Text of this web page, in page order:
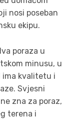
nosi poseban
ekipu.
poraza u
minusu, u
ima kvalitetu i
Svjesni
zna za poraz,
terena i